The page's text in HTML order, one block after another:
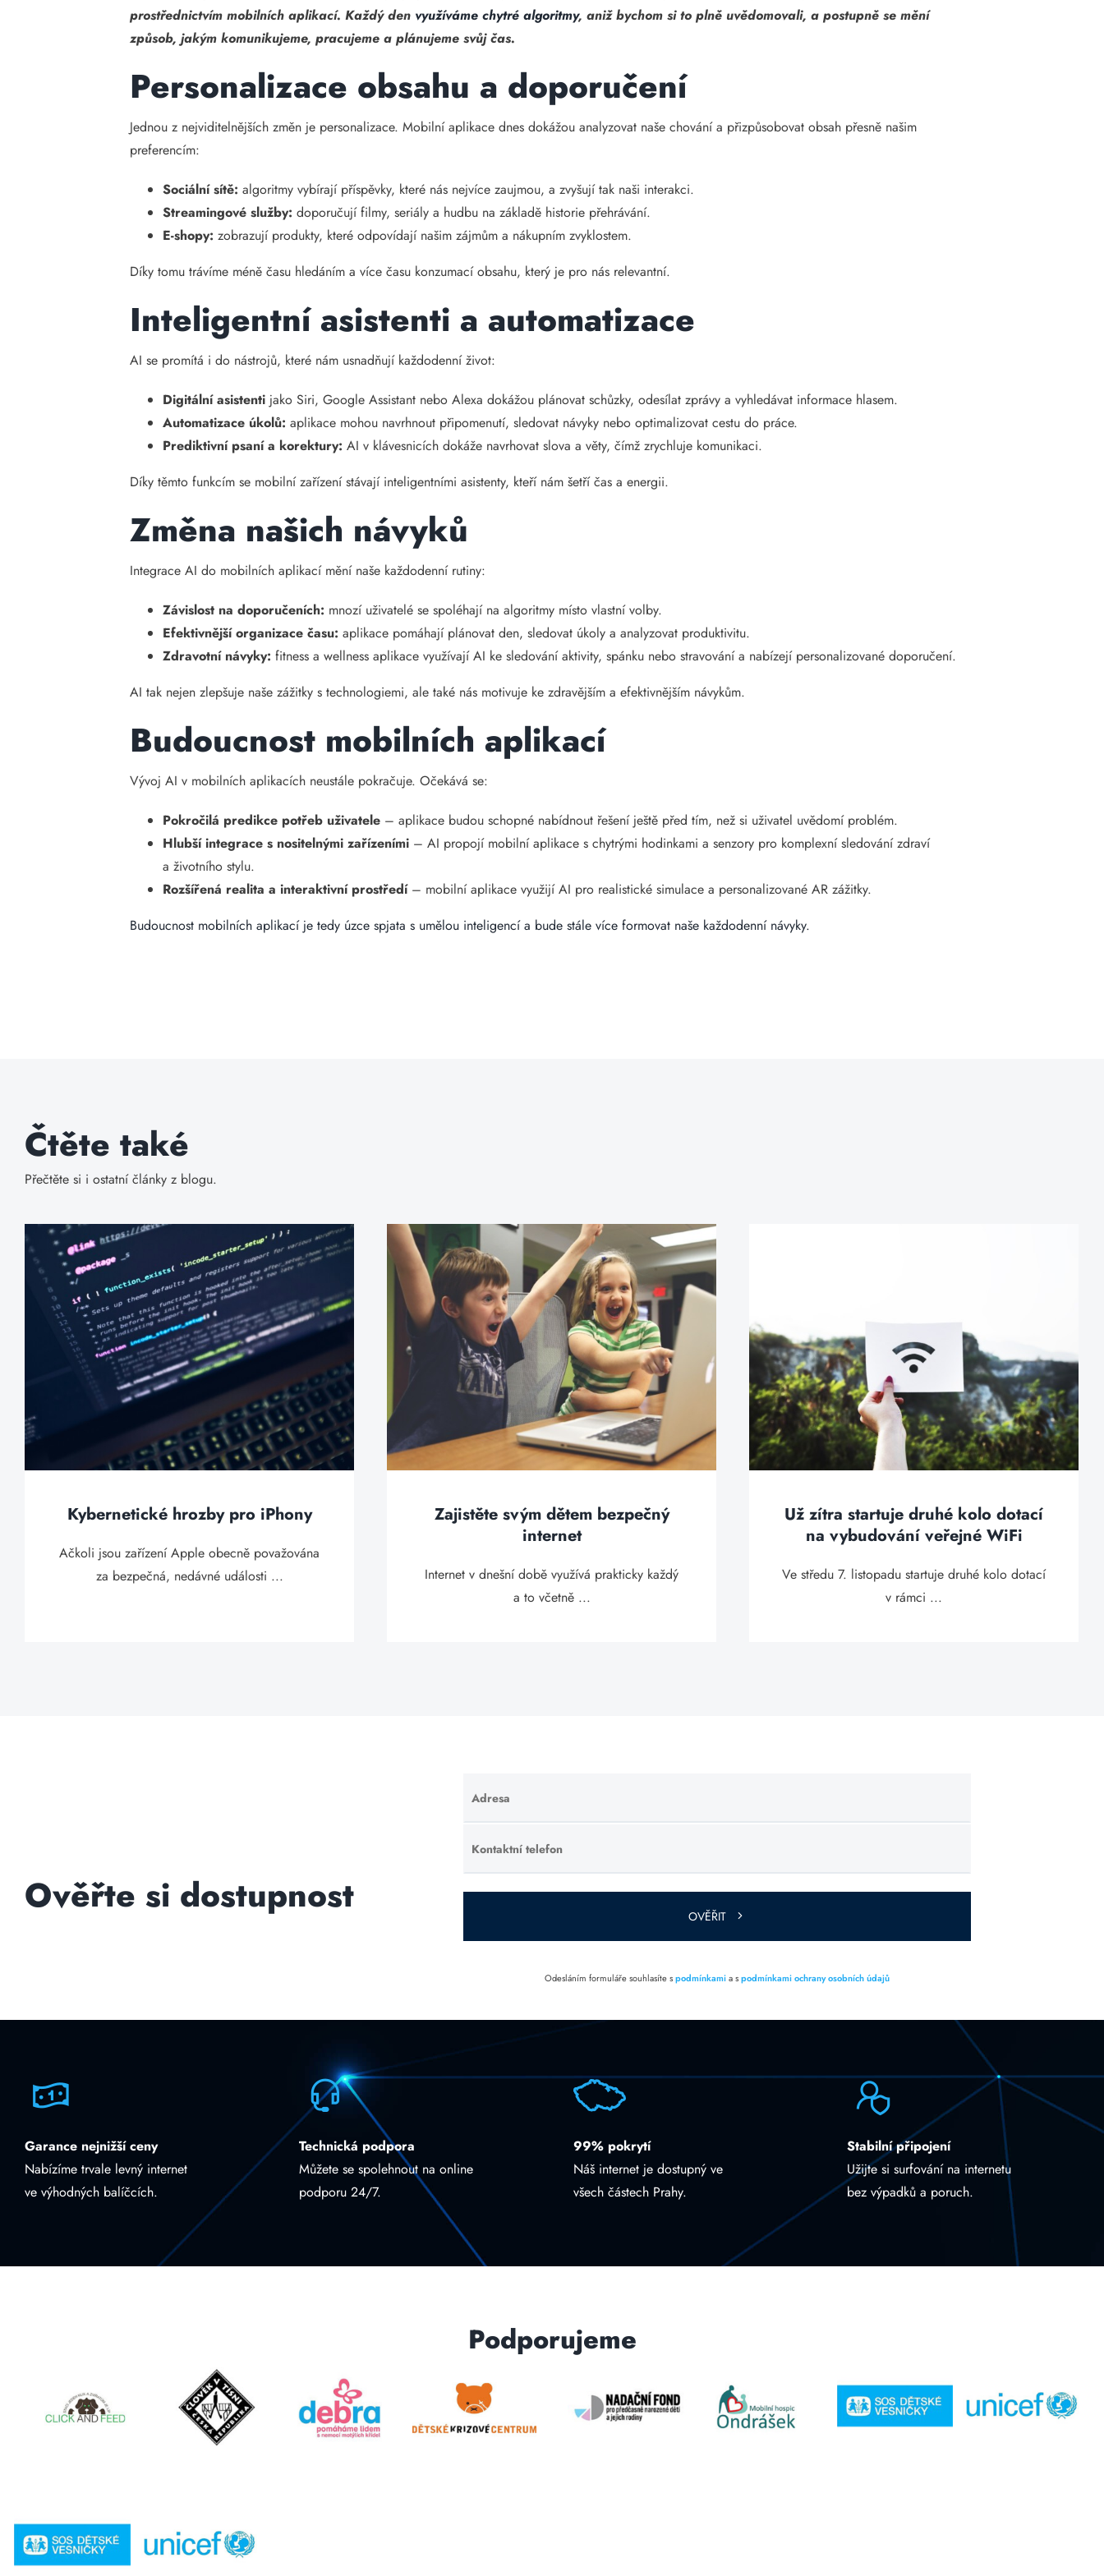
prostřednictvím mobilních aplikací. Každý den využíváme chytré algoritmy, aniž bychom si to plně uvědomovali, a postupně se mění
způsob, jakým komunikujeme, pracujeme a plánujeme svůj čas.
Personalizace obsahu a doporučení
Jednou z nejviditelnějších změn je personalizace. Mobilní aplikace dnes dokážou analyzovat naše chování a přizpůsobovat obsah přesně našim
preferencím:
Sociální sítě: algoritmy vybírají příspěvky, které nás nejvíce zaujmou, a zvyšují tak naši interakci.
Streamingové služby: doporučují filmy, seriály a hudbu na základě historie přehrávání.
E-shopy: zobrazují produkty, které odpovídají našim zájmům a nákupním zvyklostem.
Díky tomu trávíme méně času hledáním a více času konzumací obsahu, který je pro nás relevantní.
Inteligentní asistenti a automatizace
AI se promítá i do nástrojů, které nám usnadňují každodenní život:
Digitální asistenti jako Siri, Google Assistant nebo Alexa dokážou plánovat schůzky, odesílat zprávy a vyhledávat informace hlasem.
Automatizace úkolů: aplikace mohou navrhnout připomenutí, sledovat návyky nebo optimalizovat cestu do práce.
Prediktivní psaní a korektury: AI v klávesnicích dokáže navrhovat slova a věty, čímž zrychluje komunikaci.
Díky těmto funkcím se mobilní zařízení stávají inteligentními asistenty, kteří nám šetří čas a energii.
Změna našich návyků
Integrace AI do mobilních aplikací mění naše každodenní rutiny:
Závislost na doporučeních: mnozí uživatelé se spoléhají na algoritmy místo vlastní volby.
Efektivnější organizace času: aplikace pomáhají plánovat den, sledovat úkoly a analyzovat produktivitu.
Zdravotní návyky: fitness a wellness aplikace využívají AI ke sledování aktivity, spánku nebo stravování a nabízejí personalizované doporučení.
AI tak nejen zlepšuje naše zážitky s technologiemi, ale také nás motivuje ke zdravějším a efektivnějším návykům.
Budoucnost mobilních aplikací
Vývoj AI v mobilních aplikacích neustále pokračuje. Očekává se:
Pokročilá predikce potřeb uživatele – aplikace budou schopné nabídnout řešení ještě před tím, než si uživatel uvědomí problém.
Hlubší integrace s nositelnými zařízeními – AI propojí mobilní aplikace s chytrými hodinkami a senzory pro komplexní sledování zdraví
a životního stylu.
Rozšířená realita a interaktivní prostředí– mobilní aplikace využijí AI pro realistické simulace a personalizované AR zážitky.
Budoucnost mobilních aplikací je tedy úzce spjata s umělou inteligencí a bude stále více formovat naše každodenní návyky.
Čtěte také
Přečtěte si i ostatní články z blogu.
Kybernetické hrozby pro iPhony
Ačkoli jsou zařízení Apple obecně považována
za bezpečná, nedávné události ...
Zajistěte svým dětem bezpečný
internet
Internet v dnešní době využívá prakticky každý
a to včetně ...
Už zítra startuje druhé kolo dotací
na vybudování veřejné WiFi
Ve středu 7. listopadu startuje druhé kolo dotací
v rámci ...
Ověřte si dostupnost
Adresa
Ponechte
toto pole
prázdné.
Kontaktní telefon
Ponechte
toto pole
prázdné.
OVĚŘIT
Odesláním formuláře souhlasíte spodmínkamia spodmínkami ochrany osobních údajů
Garance nejnižší ceny
Nabízíme trvale levný internet
ve výhodných balíčcích.
Technická podpora
Můžete se spolehnout na online
podporu 24/7.
99% pokrytí
Náš internet je dostupný ve
všech částech Prahy.
Stabilní připojení
Užijte si surfování na internetu
bez výpadků a poruch.
Podporujeme